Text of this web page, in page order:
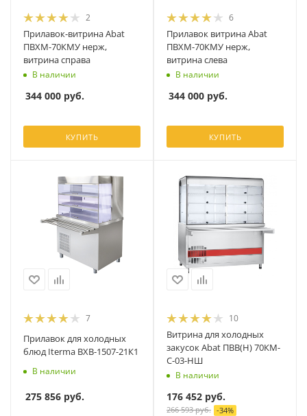
2
Прилавок-витрина Abat
ПВХМ-70КМУ нерж,
витрина справа
В наличии
344 000 руб.
КУПИТЬ
6
Прилавок витрина Abat
ПВХМ-70КМУ нерж,
витрина слева
В наличии
344 000 руб.
КУПИТЬ
7
Прилавок для холодных
блюд Iterma ВХВ-1507-21К1
В наличии
275 856 руб.
10
Витрина для холодных
закусок Abat ПВВ(Н) 70КМ-
С-03-НШ
В наличии
176 452 руб.
266 593руб. -34%